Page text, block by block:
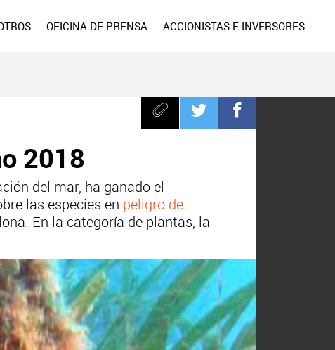
OFICINA DE PRENSA ACCIONISTAS E INVERSORES
2018
del mar, ha ganado el
las especies en peligro de
En la categoría de plantas, la